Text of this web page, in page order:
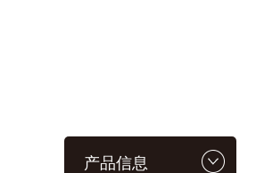
产品信息